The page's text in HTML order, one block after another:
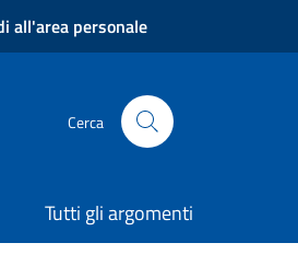
all'area personale
Cerca
Tutti gli argomenti